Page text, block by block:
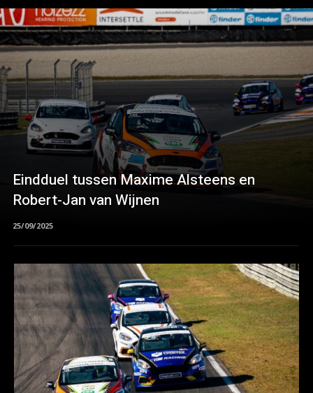
Eindduel tussen Maxime Alsteens en
Robert-Jan van Wijnen
25/09/2025